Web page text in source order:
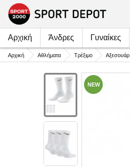
Αρχική Άνδρες Γυναίκες
Αρχική Αθλήματα Τρέξιμο Αξεσουάρ
NEW